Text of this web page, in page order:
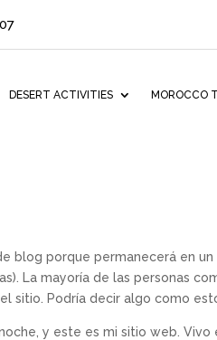
DESERT ACTIVITIES MOROCCO
blog porque permanecerá en un
La mayoría de las personas
sitio. Podría decir algo como
y este es mi sitio web. Vivo